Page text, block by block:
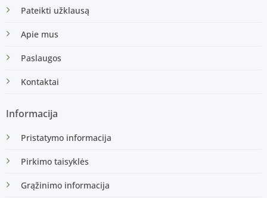
Pateikti užklausą
Apie mus
Paslaugos
Kontaktai
Informacija
Pristatymo informacija
Pirkimo taisyklės
Grąžinimo informacija